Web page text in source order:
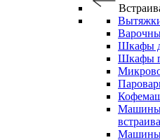
Шкафы
Шкафы
Машины
Машины